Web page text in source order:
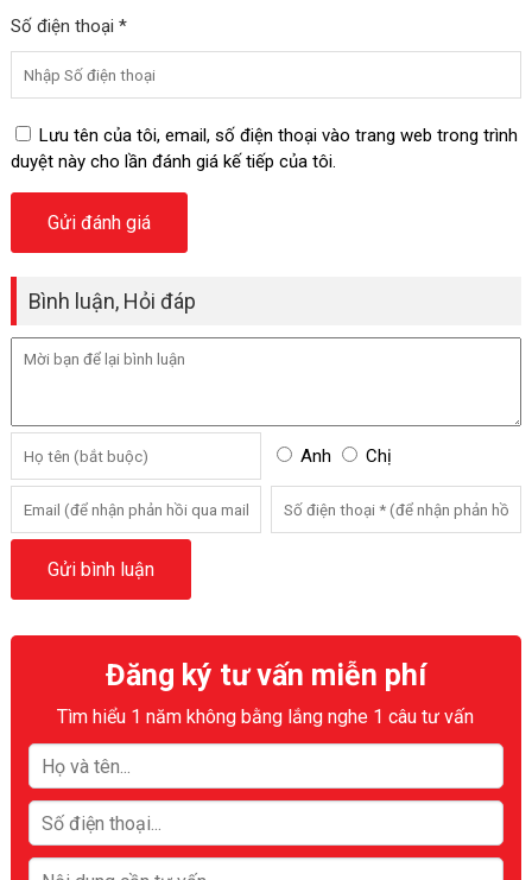
Số điện thoại *
Lưu tên của tôi, email, số điện thoại vào trang web trong trình
duyệt này cho lần đánh giá kế tiếp của tôi.
Bình luận, Hỏi đáp
Anh Chị
Đăng ký tư vấn miễn phí
Tìm hiểu 1 năm không bằng lắng nghe 1 câu tư vấn